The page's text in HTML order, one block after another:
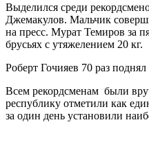
Выделился среди
Джемакулов. Мальчик
на пресс. Мурат Темиров за
брусьях с утяжелением 20 кг.
Роберт Гочияев 70 раз
Всем рекордсменам были
республику отметили как
за один день установили